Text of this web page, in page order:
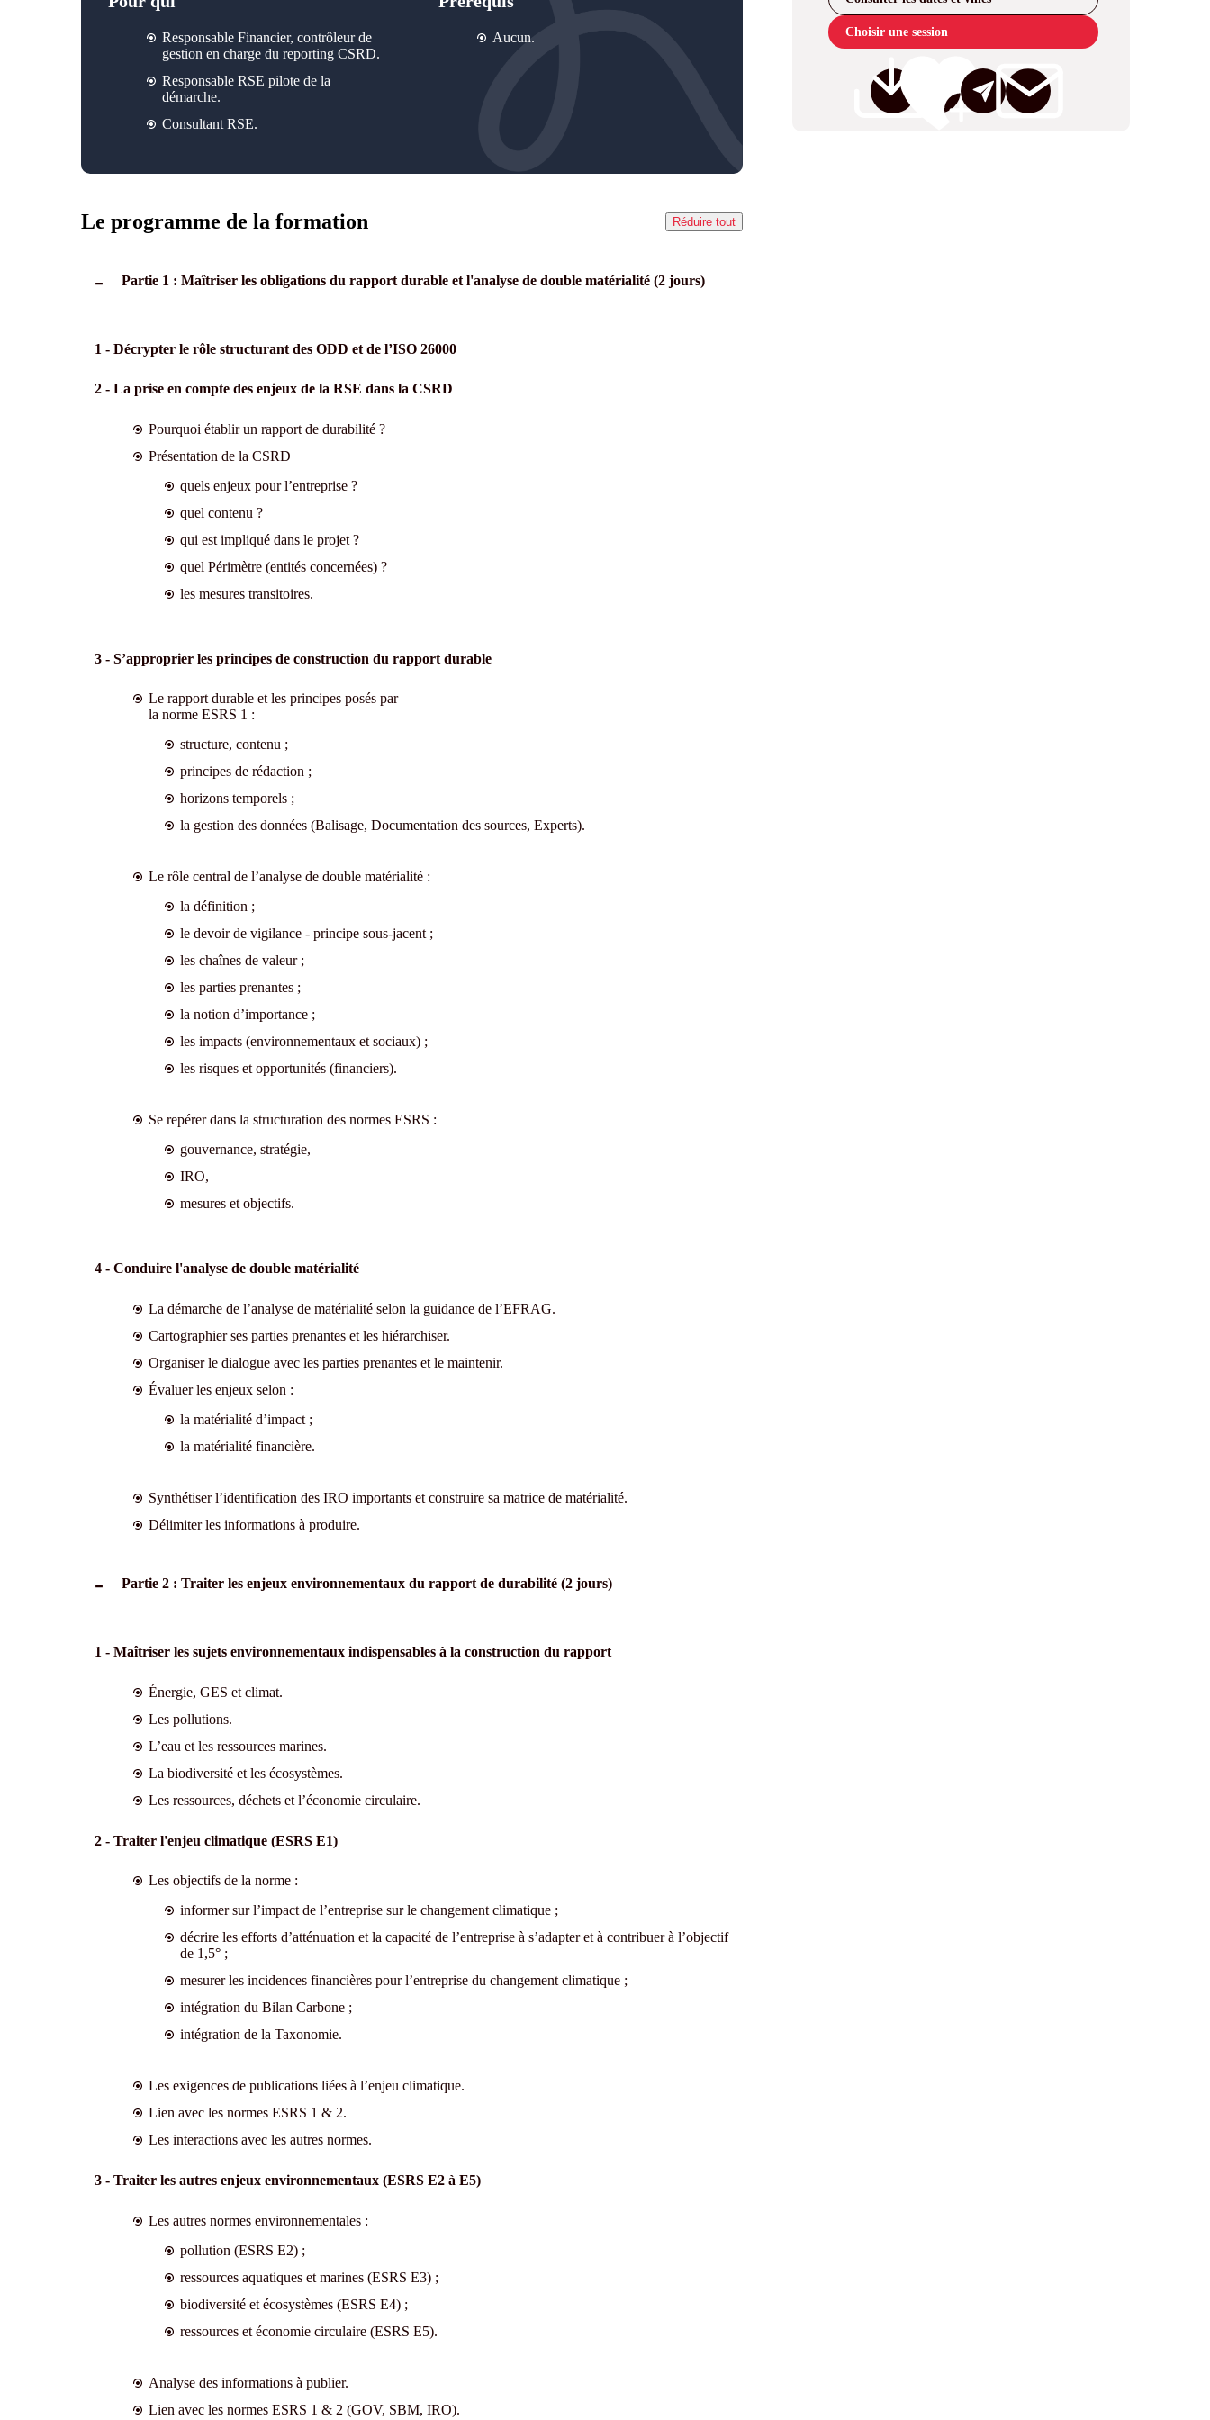
Choisir une session
Responsable Financier, contrôleur de
gestion en charge du reporting CSRD.
Responsable RSE pilote de la
démarche.
Consultant RSE.
Aucun.
Le programme de la formation Réduire tout
Partie 1 : Maîtriser les obligations du rapport durable et l'analyse de double matérialité (2 jours)
1 - Décrypter le rôle structurant des ODD et de l’ISO 26000
2 - La prise en compte des enjeux de la RSE dans la CSRD
Pourquoi établir un rapport de durabilité ?
Présentation de la CSRD
quels enjeux pour l’entreprise ?
quel contenu ?
qui est impliqué dans le projet ?
quel Périmètre (entités concernées) ?
les mesures transitoires.
3 - S’approprier les principes de construction du rapport durable
Le rapport durable et les principes posés par
la norme ESRS 1 :
structure, contenu ;
principes de rédaction ;
horizons temporels ;
la gestion des données (Balisage, Documentation des sources, Experts).
Le rôle central de l’analyse de double matérialité :
la définition ;
le devoir de vigilance - principe sous-jacent ;
les chaînes de valeur ;
les parties prenantes ;
la notion d’importance ;
les impacts (environnementaux et sociaux) ;
les risques et opportunités (financiers).
Se repérer dans la structuration des normes ESRS :
gouvernance, stratégie,
IRO,
mesures et objectifs.
4 - Conduire l'analyse de double matérialité
La démarche de l’analyse de matérialité selon la guidance de l’EFRAG.
Cartographier ses parties prenantes et les hiérarchiser.
Organiser le dialogue avec les parties prenantes et le maintenir.
Évaluer les enjeux selon :
la matérialité d’impact ;
la matérialité financière.
Synthétiser l’identification des IRO importants et construire sa matrice de matérialité.
Délimiter les informations à produire.
Partie 2 : Traiter les enjeux environnementaux du rapport de durabilité (2 jours)
1 - Maîtriser les sujets environnementaux indispensables à la construction du rapport
Énergie, GES et climat.
Les pollutions.
L’eau et les ressources marines.
La biodiversité et les écosystèmes.
Les ressources, déchets et l’économie circulaire.
2 - Traiter l'enjeu climatique (ESRS E1)
Les objectifs de la norme :
informer sur l’impact de l’entreprise sur le changement climatique ;
décrire les efforts d’atténuation et la capacité de l’entreprise à s’adapter et à contribuer à l’objectif
de 1,5° ;
mesurer les incidences financières pour l’entreprise du changement climatique ;
intégration du Bilan Carbone ;
intégration de la Taxonomie.
Les exigences de publications liées à l’enjeu climatique.
Lien avec les normes ESRS 1 & 2.
Les interactions avec les autres normes.
3 - Traiter les autres enjeux environnementaux (ESRS E2 à E5)
Les autres normes environnementales :
pollution (ESRS E2) ;
ressources aquatiques et marines (ESRS E3) ;
biodiversité et écosystèmes (ESRS E4) ;
ressources et économie circulaire (ESRS E5).
Analyse des informations à publier.
Lien avec les normes ESRS 1 & 2 (GOV, SBM, IRO).